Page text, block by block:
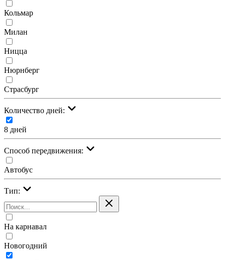
Кольмар
Милан
Ницца
Нюрнберг
Страсбург
Количество дней:
8 дней
Cпособ передвижения:
Автобус
Тип:
На карнавал
Новогодний